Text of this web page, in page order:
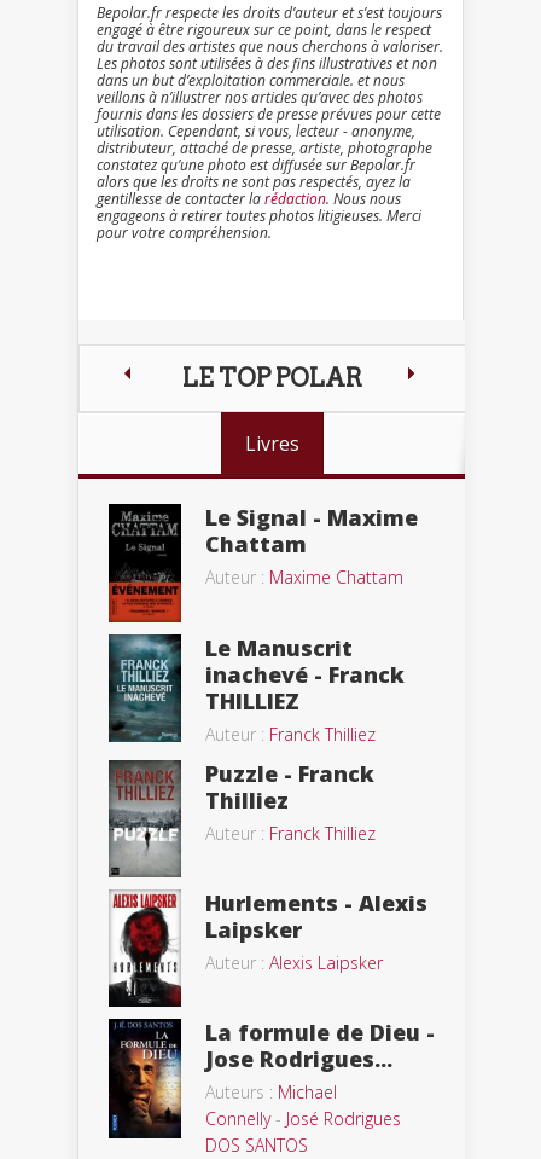
Bepolar.fr respecte les droits d’auteur et s’est toujours
engagé à être rigoureux sur ce point, dans le respect
du travail des artistes que nous cherchons à valoriser.
Les photos sont utilisées à des fins illustratives et non
dans un but d’exploitation commerciale. et nous
veillons à n’illustrer nos articles qu’avec des photos
fournis dans les dossiers de presse prévues pour cette
utilisation. Cependant, si vous, lecteur - anonyme,
distributeur, attaché de presse, artiste, photographe
constatez qu’une photo est diffusée sur Bepolar.fr
alors que les droits ne sont pas respectés, ayez la
gentillesse de contacter larédaction. Nous nous
engageons à retirer toutes photos litigieuses. Merci
pour votre compréhension.
LE TOP POLAR
Livres
Le Signal - Maxime
Chattam
Auteur : Maxime Chattam
Le Manuscrit
inachevé - Franck
THILLIEZ
Auteur : Franck Thilliez
Puzzle - Franck
Thilliez
Auteur : Franck Thilliez
Hurlements - Alexis
Laipsker
Auteur : Alexis Laipsker
La formule de Dieu -
Jose Rodrigues...
Auteurs : Michael
Connelly- José Rodrigues
DOS SANTOS